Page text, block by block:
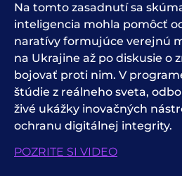
Na tomto zasadnutí sa
inteligencia mohla pomôcť
naratívy formujúce verejnú
na Ukrajine až po diskusie o
bojovať proti nim. V
štúdie z reálneho sveta,
živé ukážky inovačných
ochranu digitálnej integrity.
POZRITE SI VIDEO